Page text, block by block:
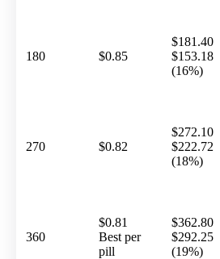
180 $0.85
$181.40
$153.18
(16%)
270 $0.82
$272.10
$222.72
(18%)
360
$0.81
Best per
pill
$362.80
$292.25
(19%)